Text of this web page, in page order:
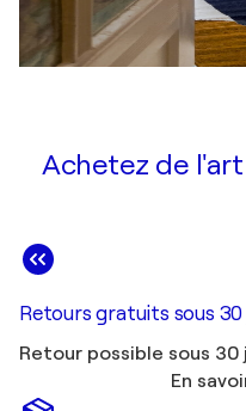
Achetez de
Retours gratuits sous 30
Retour possible sous 30
En